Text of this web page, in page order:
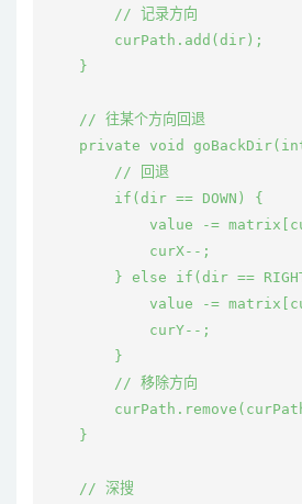
        // 记录方向
        curPath.add(dir);
    }
    // 往某个方向回退
private void
        // 回退
        if(dir == DOWN) {
value -=
            curX--;
} else if(dir ==
value -=
            curY--;
        }
        // 移除方向
    }
    // 深搜